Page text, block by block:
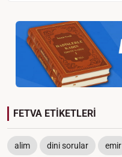
FETVA ETİKETLERİ
alim dini sorular emir